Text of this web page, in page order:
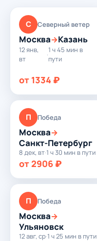
С Северный ветер
Москва→Казань
12 янв,
вт
·
1 ч 45 мин в
пути
от 1334 ₽
П Победа
Москва→
Санкт-Петербург
8 дек, вт·1 ч 30 мин в пути
от 2906 ₽
П Победа
Москва→
Ульяновск
12 авг, ср·1 ч 25 мин в пути